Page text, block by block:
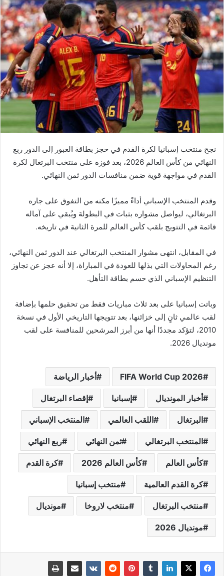
نجح منتخب إسبانيا لكرة القدم في حجز بطاقة العبور إلى الدور ربع
النهائي من كأس العالم 2026، بعد فوزه على منتخب البرتغال لكرة
القدم في مواجهة قوية ضمن منافسات الدور ثمن النهائي.
وقدم المنتخب الإسباني أداءً مميزًا مكنه من التفوق على جاره
البرتغالي، ليواصل مشواره بثبات في البطولة ويُبقي على آماله
قائمة في التتويج بلقب كأس العالم للمرة الثانية في تاريخه.
في المقابل، انتهى مشوار المنتخب البرتغالي عند الدور ثمن النهائي،
رغم المحاولات التي بذلها للعودة في المباراة، إلا أنه عجز عن تجاوز
التنظيم الإسباني الذي حسم بطاقة التأهل.
وباتت إسبانيا على بعد ثلاث مباريات فقط من تحقيق حلمها بإضافة
لقب عالمي ثانٍ إلى خزائنها، بعد تتويجها التاريخي الأول في نسخة
2010، لتؤكد مجددًا أنها من أبرز المرشحين للمنافسة على لقب
مونديال 2026.
FIFA World Cup 2026 أخبار الرياضة
أخبار المونديال إسبانيا إقصاء البرتغال
البرتغال اللقب العالمي المنتخب الإسباني
المنتخب البرتغالي ثمن النهائي ربع النهائي
كأس العالم كأس العالم 2026 كرة القدم
كرة القدم العالمية منتخب إسبانيا
منتخب البرتغال منتخب لاروخا مونديال
مونديال 2026